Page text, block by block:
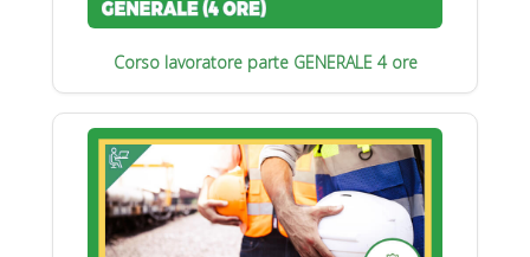
Corso lavoratore parte GENERALE 4 ore